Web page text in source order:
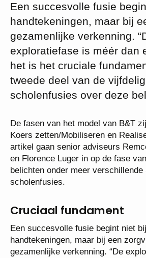
Een succesvolle fusie
handtekeningen, maar bij
gezamenlijke verkenning.
exploratiefase is méér dan
het is het cruciale
tweede deel van de
scholenfusies over deze
De fasen van het model van B&T
Koers zetten/Mobiliseren en
artikel gaan senior adviseurs
en Florence Luger in op de fase
belichten onder meer verschillende
scholenfusies.
Cruciaal fundament
Een succesvolle fusie begint niet
handtekeningen, maar bij een
gezamenlijke verkenning. “De